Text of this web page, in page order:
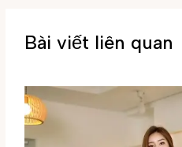
Bài viết liên quan